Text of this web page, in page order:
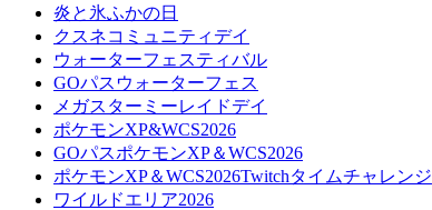
炎と氷ふかの日
クスネコミュニティデイ
ウォーターフェスティバル
GOパスウォーターフェス
メガスターミーレイドデイ
ポケモンXP&WCS2026
GOパスポケモンXP＆WCS2026
ポケモンXP＆WCS2026Twitchタイムチャレンジ
ワイルドエリア2026